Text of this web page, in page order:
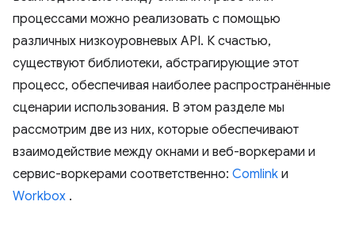
процессами можно реализовать с помощью
различных низкоуровневых API. К счастью,
существуют библиотеки, абстрагирующие этот
процесс, обеспечивая наиболее распространённые
сценарии использования. В этом разделе мы
рассмотрим две из них, которые обеспечивают
взаимодействие между окнами и веб-воркерами и
сервис-воркерами соответственно: Comlink и
Workbox .